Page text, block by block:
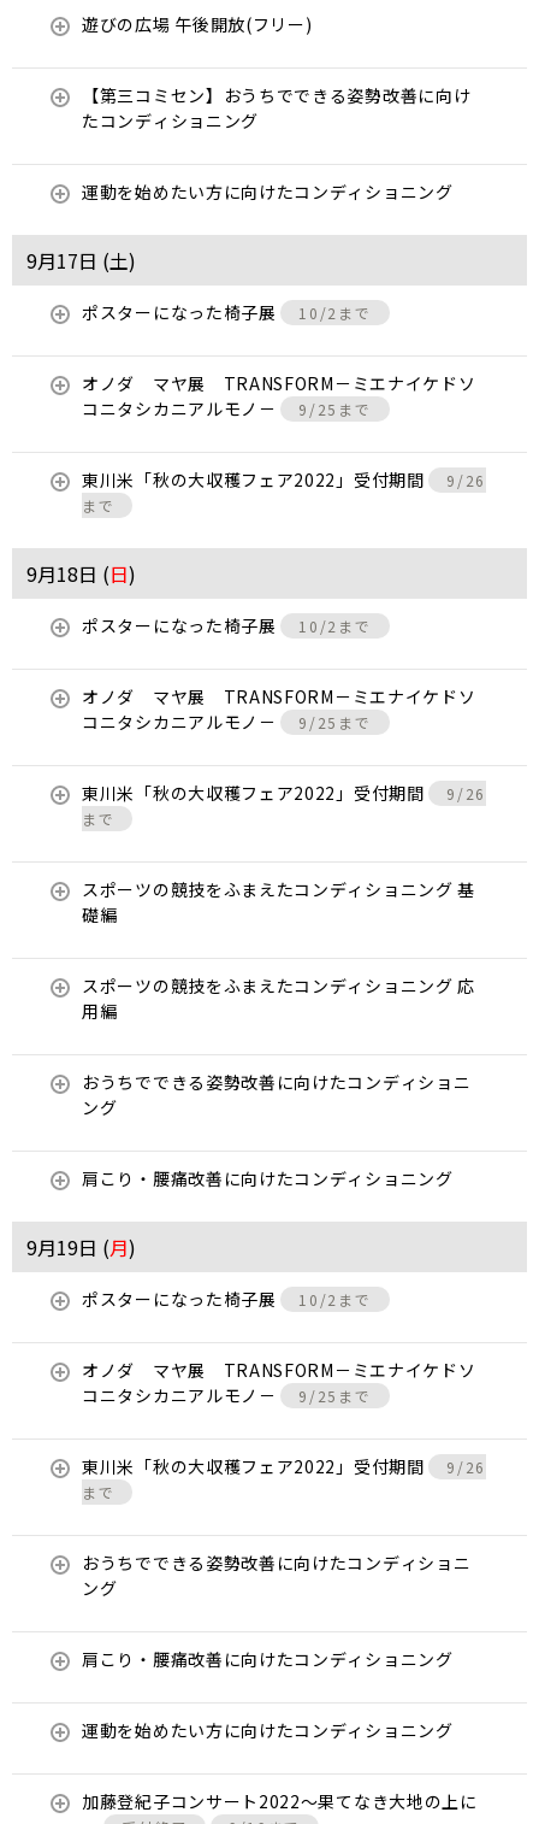
遊びの広場 午後開放(フリー)
【第三コミセン】おうちでできる姿勢改善に向け
たコンディショニング
運動を始めたい方に向けたコンディショニング
9月17日 (土)
ポスターになった椅子展 10/2まで
オノダ マヤ展 TRANSFORM－ミエナイケドソ
コニタシカニアルモノ－
9/25まで
東川米「秋の大収穫フェア2022」受付期間
9/26
まで
9月18日 (日)
ポスターになった椅子展 10/2まで
オノダ マヤ展 TRANSFORM－ミエナイケドソ
コニタシカニアルモノ－
9/25まで
東川米「秋の大収穫フェア2022」受付期間
9/26
まで
スポーツの競技をふまえたコンディショニング 基
礎編
スポーツの競技をふまえたコンディショニング 応
用編
おうちでできる姿勢改善に向けたコンディショニ
ング
肩こり・腰痛改善に向けたコンディショニング
9月19日 (月)
ポスターになった椅子展 10/2まで
オノダ マヤ展 TRANSFORM－ミエナイケドソ
コニタシカニアルモノ－
9/25まで
東川米「秋の大収穫フェア2022」受付期間
9/26
まで
おうちでできる姿勢改善に向けたコンディショニ
ング
肩こり・腰痛改善に向けたコンディショニング
運動を始めたい方に向けたコンディショニング
加藤登紀子コンサート2022～果てなき大地の上に